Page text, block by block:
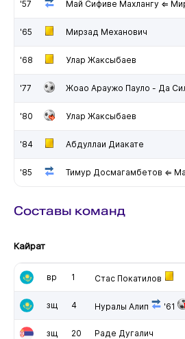
'57 Май Сифиве Махлангу ⇐
'65 Мирзад Механович
'68 Улар Жаксыбаев
'77 Жоао Араужо Пауло - Да
'80 Улар Жаксыбаев
'84 Абдуллаи Диакате
'85 Тимур Досмагамбетов ⇐
Составы команд
Кайрат
вр 1 Стас Покатилов
зщ 4 Нуралы Алип '61
зщ 20 Раде Дугалич